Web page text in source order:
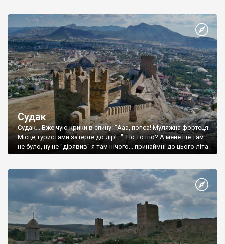
Судак
Судак... Вже чую крики в спину: "Ааа, попса! Муляжна фортеця!
Місце,туристами затерте до дір!..." Но то шо? А мене ще там
не було, ну не "дірявив" я там нічого... принаймні до цього літа.